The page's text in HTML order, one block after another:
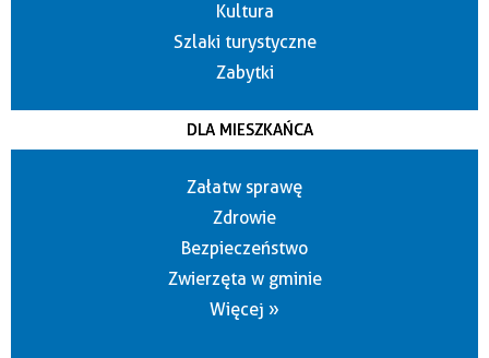
Kultura
Szlaki turystyczne
Zabytki
DLA MIESZKAŃCA
Załatw sprawę
Zdrowie
Bezpieczeństwo
Zwierzęta w gminie
Więcej »